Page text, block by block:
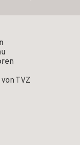
TVZ